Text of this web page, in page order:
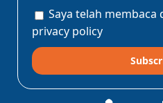
10
Saya telah membaca
privacy policy